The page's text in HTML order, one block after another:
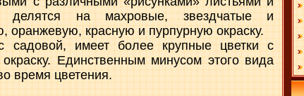
делятся на махровые, звездчатые и
оранжевую, красную и пурпурную окраску.
имеет более крупные цветки с
Единственным минусом этого вида
время цветения.